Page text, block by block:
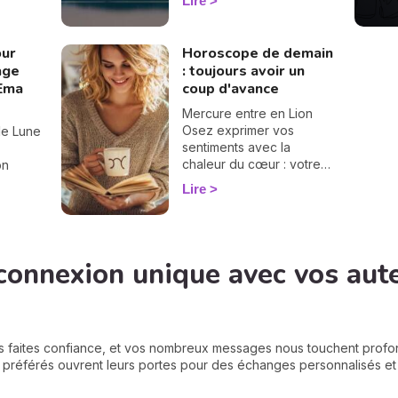
a
une
d'axe
les
que
de la
Et
différence entre une
dates des éclipses en
2025, je vous dis tout sur
le sujet.
Lune
Horoscope de demain
: toujours avoir un
coup d'avance
Mercure entre en Lion
Osez exprimer vos
sentiments avec la
chaleur du cœur : votre
vérité, portée par la
lumière de l'âme, peut
Lire
unique avec vos
faites confiance, et vos nombreux messages nous touchent
ouvrent leurs portes pour des échanges personnalisés et